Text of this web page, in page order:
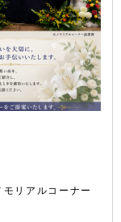
リアルコーナー